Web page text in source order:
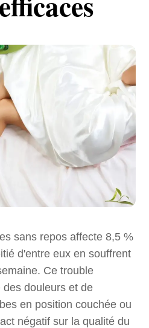
sans repos affecte 8,5 %
d'entre eux en souffrent
Ce trouble
douleurs et de
en position couchée ou
négatif sur la qualité du